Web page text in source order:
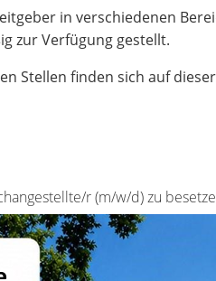
in verschiedenen
zur Verfügung gestellt.
Stellen finden sich auf
r (m/w/d) zu